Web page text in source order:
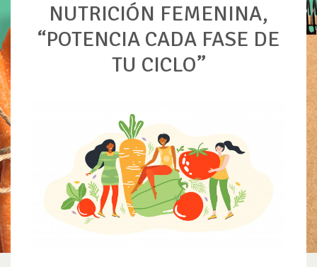
NUTRICIÓN FEMENINA,
“POTENCIA CADA FASE DE
TU CICLO”